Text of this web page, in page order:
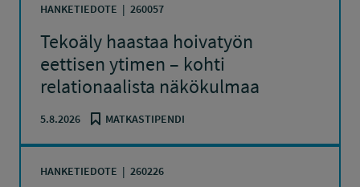
HANKETIEDOTE 260057
Tekoäly haastaa hoivatyön
eettisen ytimen – kohti
relationaalista näkökulmaa
5.8.2026 MATKASTIPENDI
HANKETIEDOTE 260226